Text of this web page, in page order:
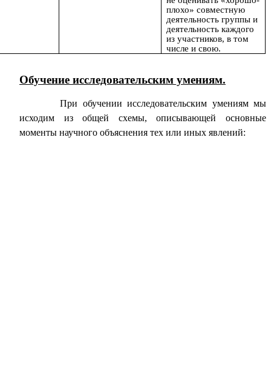
плохо» совместную
деятельность группы и
деятельность каждого
из участников, в том
числе и свою.
Обучение исследовательским умениям.
При обучении исследовательским умениям мы
исходим из общей схемы, описывающей основные
моменты научного объяснения тех или иных явлений: